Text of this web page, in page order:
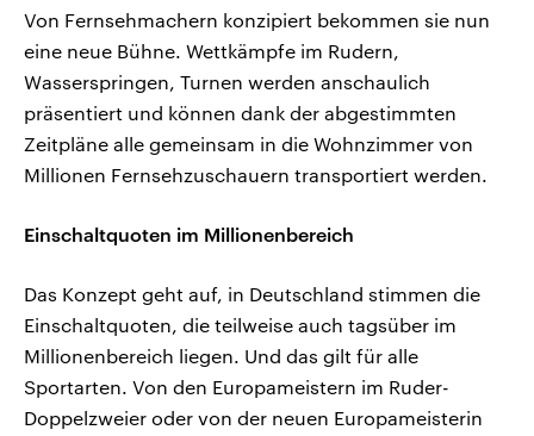
Von Fernsehmachern konzipiert bekommen sie nun
eine neue Bühne. Wettkämpfe im Rudern,
Wasserspringen, Turnen werden anschaulich
präsentiert und können dank der abgestimmten
Zeitpläne alle gemeinsam in die Wohnzimmer von
Millionen Fernsehzuschauern transportiert werden.
Einschaltquoten im Millionenbereich
Das Konzept geht auf, in Deutschland stimmen die
Einschaltquoten, die teilweise auch tagsüber im
Millionenbereich liegen. Und das gilt für alle
Sportarten. Von den Europameistern im Ruder-
Doppelzweier oder von der neuen Europameisterin